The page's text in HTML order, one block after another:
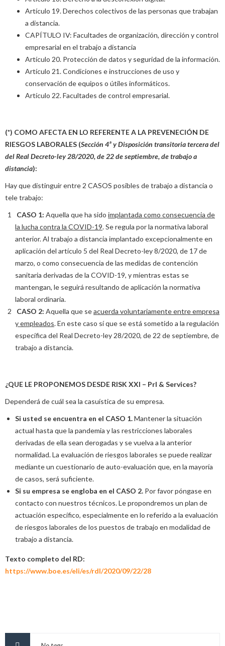
Artículo 19. Derechos colectivos de las personas que trabajan
a distancia.
CAPÍTULO IV: Facultades de organización, dirección y control
empresarial en el trabajo a distancia
Artículo 20. Protección de datos y seguridad de la información.
Artículo 21. Condiciones e instrucciones de uso y
conservación de equipos o útiles informáticos.
Artículo 22. Facultades de control empresarial.
(*) COMO AFECTA EN LO REFERENTE A LA PREVENECIÓN DE
RIESGOS LABORALES (Sección 4ª y Disposición transitoria tercera del
del Real Decreto-ley 28/2020, de 22 de septiembre, de trabajo a
distancia):
Hay que distinguir entre 2 CASOS posibles de trabajo a distancia o
tele trabajo:
CASO 1: Aquella que ha sido implantada como consecuencia de
la lucha contra la COVID-19. Se regula por la normativa laboral
anterior. Al trabajo a distancia implantado excepcionalmente en
aplicación del artículo 5 del Real Decreto-ley 8/2020, de 17 de
marzo, o como consecuencia de las medidas de contención
sanitaria derivadas de la COVID-19, y mientras estas se
mantengan, le seguirá resultando de aplicación la normativa
laboral ordinaria.
CASO 2: Aquella que seacuerda voluntariamente entre empresa
y empleados. En este caso sí que se está sometido a la regulación
específica del Real Decreto-ley 28/2020, de 22 de septiembre, de
trabajo a distancia.
¿QUE LE PROPONEMOS DESDE RISK XXI – Prl & Services?
Dependerá de cuál sea la casuística de su empresa.
Si usted se encuentra en el CASO 1.Mantener la situación
actual hasta que la pandemia y las restricciones laborales
derivadas de ella sean derogadas y se vuelva a la anterior
normalidad. La evaluación de riesgos laborales se puede realizar
mediante un cuestionario de auto-evaluación que, en la mayoría
de casos, será suficiente.
Si su empresa se engloba en el CASO 2. Por favor póngase en
contacto con nuestros técnicos. Le propondremos un plan de
actuación específico, especialmente en lo referido a la evaluación
de riesgos laborales de los puestos de trabajo en modalidad de
trabajo a distancia.
Texto completo del RD:
https://www.boe.es/eli/es/rdl/2020/09/22/28